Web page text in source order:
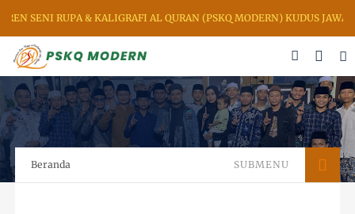
& KALIGRAFI AL QURAN (PSKQ MODERN) KUDUS JAWA TENGAH
Beranda SUBMENU